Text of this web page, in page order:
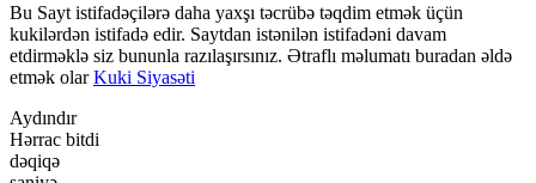
Bu Sayt istifadəçilərə daha yaxşı təcrübə təqdim etmək üçün
kukilərdən istifadə edir. Saytdan istənilən istifadəni davam
etdirməklə siz bununla razılaşırsınız. Ətraflı məlumatı buradan əldə
etmək olarKuki Siyasəti
Aydındır
Hərrac bitdi
dəqiqə